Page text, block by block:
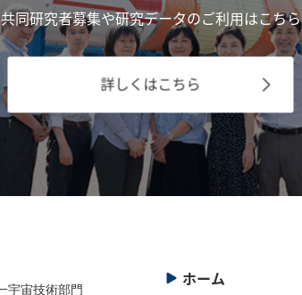
共同研究者募集や研究データのご利用はこちら
詳しくはこちら
ホーム